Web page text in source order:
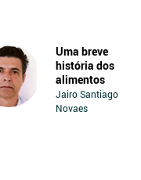
Uma breve
história dos
alimentos
Jairo Santiago
Novaes